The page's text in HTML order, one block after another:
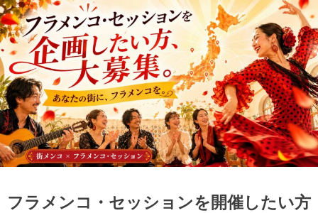
フラメンコ・セッションを開催したい方